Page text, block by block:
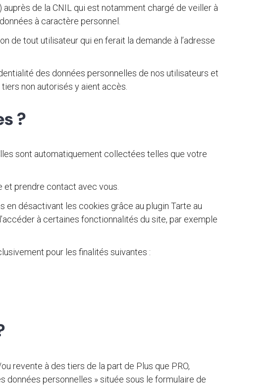
de la CNIL qui est notamment chargé de veiller à
à caractère personnel.
de tout utilisateur qui en ferait la demande à l’adresse
des données personnelles de nos utilisateurs et
non autorisés y aient accès.
?
sont automatiquement collectées telles que votre
et prendre contact avec vous.
désactivant les cookies grâce au plugin Tarte au
à certaines fonctionnalités du site, par exemple
pour les finalités suivantes :
revente à des tiers de la part de Plus que PRO,
personnelles » située sous le formulaire de